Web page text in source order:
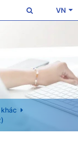
VN